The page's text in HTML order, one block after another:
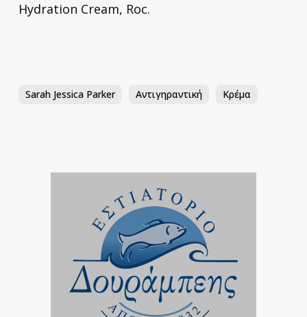
Hydration Cream, Roc.
Sarah Jessica Parker Αντιγηραντική Κρέμα